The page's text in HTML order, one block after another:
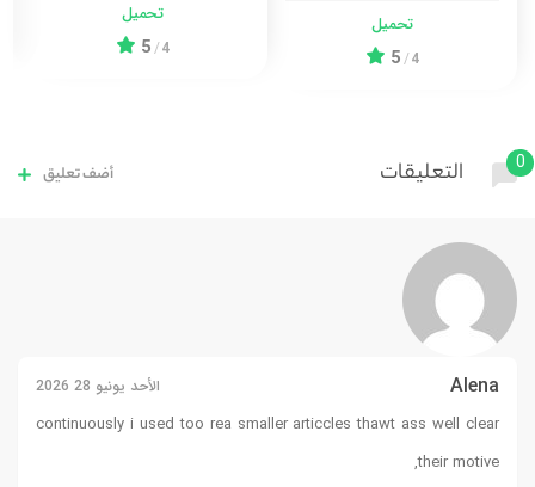
تحميل
4
/
5
تحميل
4
/
5
0 التعليقات أضف تعليق
Alena الأحد يونيو 28 2026
continuously i used too rea smaller articcles thawt ass well clear
their motive,